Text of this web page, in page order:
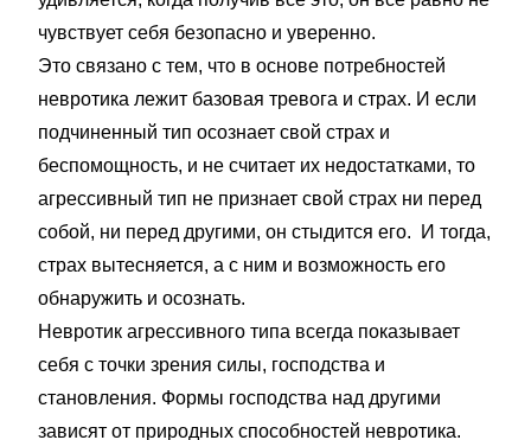
чувствует себя безопасно и уверенно.
Это связано с тем, что в основе потребностей
невротика лежит базовая тревога и страх. И если
подчиненный тип осознает свой страх и
беспомощность, и не считает их недостатками, то
агрессивный тип не признает свой страх ни перед
собой, ни перед другими, он стыдится его. И тогда,
страх вытесняется, а с ним и возможность его
обнаружить и осознать.
Невротик агрессивного типа всегда показывает
себя с точки зрения силы, господства и
становления. Формы господства над другими
зависят от природных способностей невротика.